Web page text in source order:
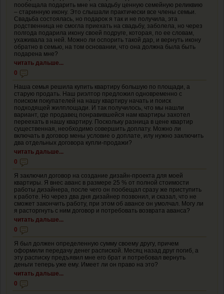
пообещала подарить мне на свадьбу ценную семейную реликвию
– старинную икону. Это слышали практически все члены семьи.
Свадьба состоялась, но подарок я так и не получила, эта
родственница не смогла приехать на свадьбу, заболела, но через
полгода подарила икону своей подруге, которая, по ее словам,
ухаживала за ней. Можно ли оспорить такой дар, и вернуть икону
обратно в семью, на том основании, что она должна была быть
подарена мне?
читать дальше...
0
Наша семья решила купить квартиру большую по площади, а
старую продать. Наш риэлтор предложил одновременно с
поиском покупателей на нашу квартиру начать и поиск
подходящей жилплощади. И так получилось, что мы нашли
вариант, где продавец понравившейся нам квартиры захотел
переехать в нашу квартиру. Поскольку разница в цене квартир
существенная, необходимо совершить доплату. Можно ли
включать в договор мены условие о доплате, илу нужно заключить
два отдельных договора купли-продажи?
читать дальше...
0
Я заключил договор на создание дизайн-проекта для моей
квартиры. Я внес аванс в размере 25 % от полной стоимости
работы дизайнера, после чего он пообещал сразу же приступить
к работе. Но через два дня дизайнер позвонил, и сказал, что не
сможет закончить работу, при этом об авансе он умолчал. Могу ли
я расторгнуть с ним договор и потребовать возврата аванса?
читать дальше...
0
Я был должен определенную сумму своему другу, причем
оформили передачу денег распиской. Месяц назад друг погиб, а
эту расписку предъявил мне его брат и потребовал вернуть
деньги теперь уже ему. Имеет ли он право на это?
читать дальше...
0